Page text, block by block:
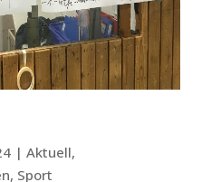
| Aktuell,
, Sport